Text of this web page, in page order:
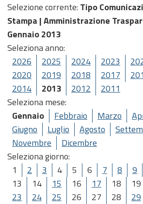
Selezione corrente: Tipo
Stampa |Amministrazione
Gennaio 2013
Seleziona anno:
2026
2025 2024 2023
2020
2019 2018 2017
2014
2013 2012
2011
Seleziona mese:
Gennaio
Febbraio Marzo
Giugno
Luglio Agosto
Novembre
Dicembre
Seleziona giorno:
1
2 3 4 5 6 7 8 9
13
14 15 16 17 18 19
23
24 25 26 27 28 29